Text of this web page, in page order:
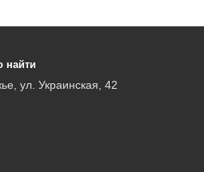
найти
ул. Украинская, 42